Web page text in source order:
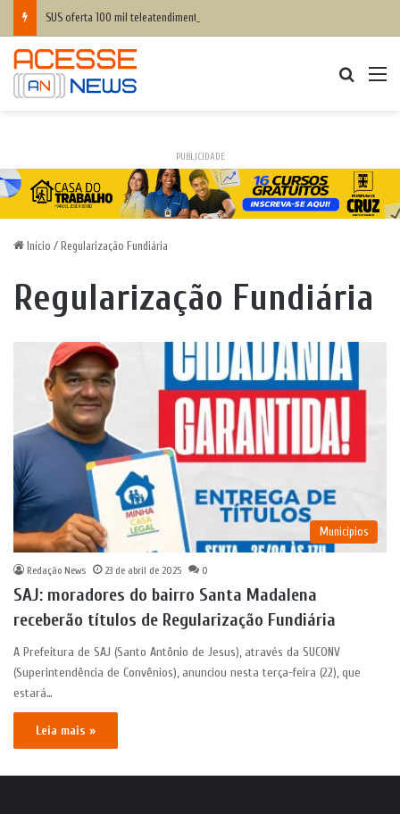
PUBLICIDADE
Início / Regularização Fundiária
Regularização Fundiária
Municípios
Redação News 23 de abril de 2025 0
SAJ: moradores do bairro Santa Madalena
receberão títulos de Regularização Fundiária
A Prefeitura de SAJ (Santo Antônio de Jesus), através da SUCONV
(Superintendência de Convênios), anunciou nesta terça-feira (22), que
estará…
Leia mais »